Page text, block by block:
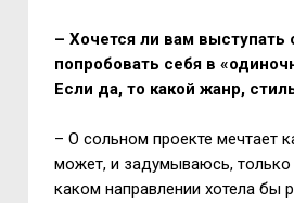
– Хочется ли вам выступать
попробовать себя в
Если да, то какой жанр,
– О сольном проекте мечтает
может, и задумываюсь, только
каком направлении хотела бы